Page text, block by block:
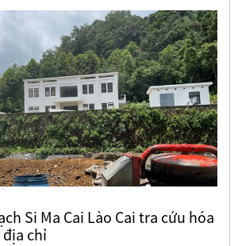
Si Ma Cai Lào Cai tra cứu hóa
chỉ